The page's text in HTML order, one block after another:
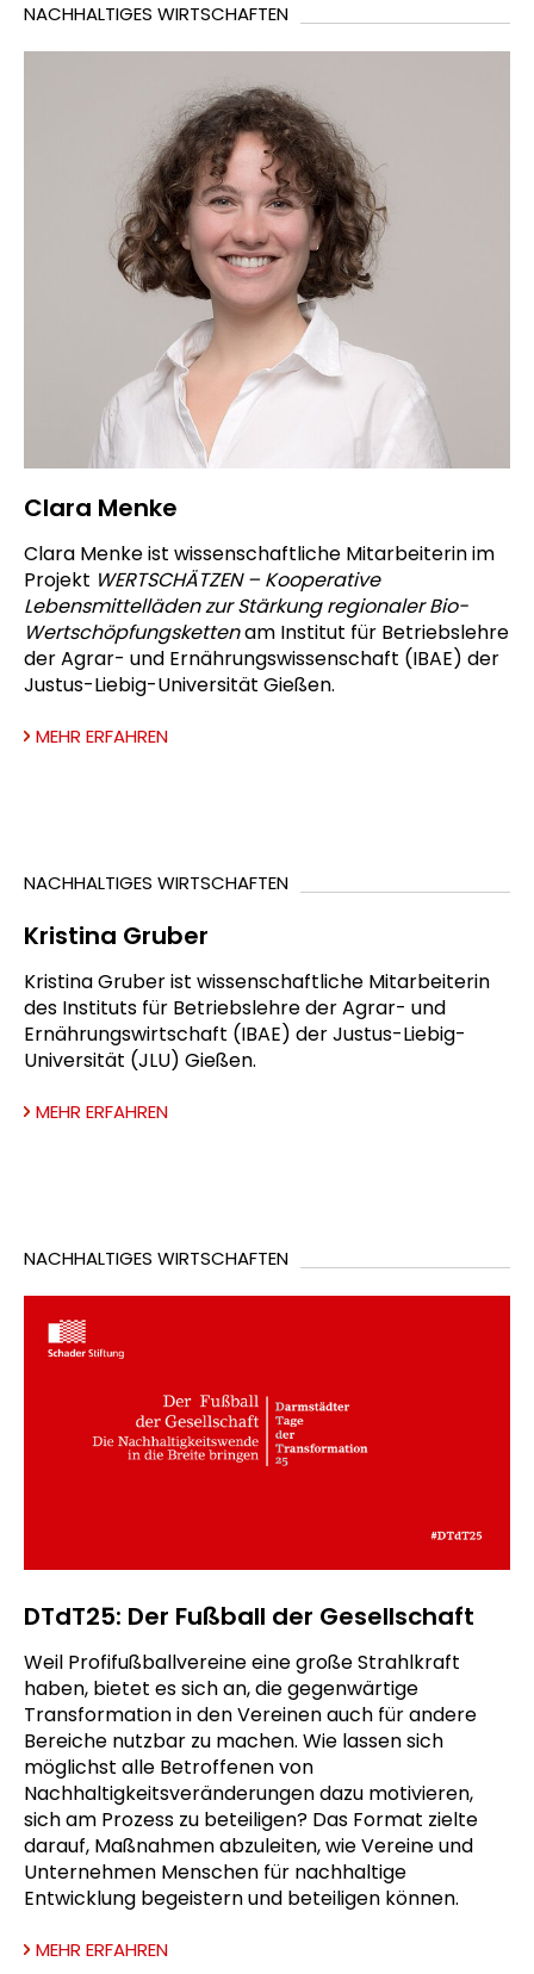
NACHHALTIGES WIRTSCHAFTEN
Clara Menke
Clara Menke ist wissenschaftliche Mitarbeiterin im
Projekt WERTSCHÄTZEN – Kooperative
Lebensmittelläden zur Stärkung regionaler Bio-
Wertschöpfungskettenam Institut für Betriebslehre
der Agrar- und Ernährungswissenschaft (IBAE) der
Justus-Liebig-Universität Gießen.
MEHR ERFAHREN
NACHHALTIGES WIRTSCHAFTEN
Kristina Gruber
Kristina Gruber ist wissenschaftliche Mitarbeiterin
des Instituts für Betriebslehre der Agrar- und
Ernährungswirtschaft (IBAE) der Justus-Liebig-
Universität (JLU) Gießen.
MEHR ERFAHREN
NACHHALTIGES WIRTSCHAFTEN
DTdT25: Der Fußball der Gesellschaft
Weil Profifußballvereine eine große Strahlkraft
haben, bietet es sich an, die gegenwärtige
Transformation in den Vereinen auch für andere
Bereiche nutzbar zu machen. Wie lassen sich
möglichst alle Betroffenen von
Nachhaltigkeitsveränderungen dazu motivieren,
sich am Prozess zu beteiligen? Das Format zielte
darauf, Maßnahmen abzuleiten, wie Vereine und
Unternehmen Menschen für nachhaltige
Entwicklung begeistern und beteiligen können.
MEHR ERFAHREN